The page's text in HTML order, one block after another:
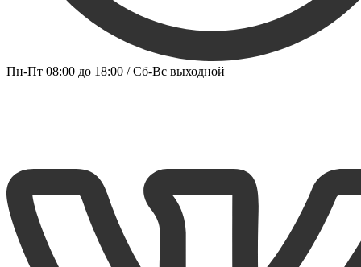
Пн-Пт 08:00 до 18:00 / Сб-Вс выходной